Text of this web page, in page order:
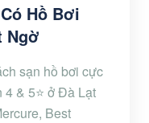
Hồ Bơi
Ngờ
sạn hồ bơi cực
& 5⭐ ở Đà Lạt
Best